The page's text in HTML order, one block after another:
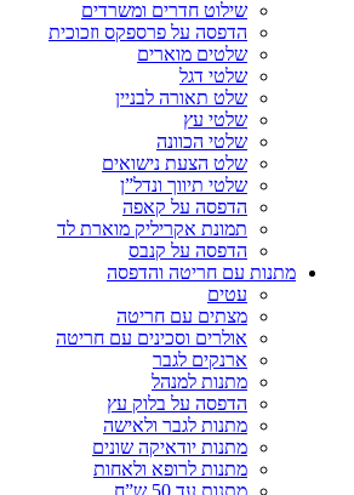
שילוט חדרים ומשרדים
הדפסה על פרספקס וזכוכית
שלטים מוארים
שלטי דגל
שלט תאורה לבניין
שלטי עץ
שלטי הכוונה
שלט הצעת נישואים
שלטי תיווך ונדל”ן
הדפסה על קאפה
תמונת אקריליק מוארת לד
הדפסה על קנבס
מתנות עם חריטה והדפסה
עטים
מצתים עם חריטה
אולרים וסכינים עם חריטה
ארנקים לגבר
מתנות למנהל
הדפסה על בלוק עץ
מתנות לגבר ולאישה
מתנות יודאיקה שונים
מתנות לרופא ולאחות